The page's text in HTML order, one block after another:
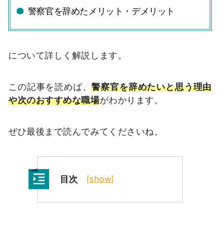
警察官を辞めたメリット・デメリット
について詳しく解説します。
この記事を読めば、警察官を辞めたいと思う理由
や次のおすすめな職場がわかります。
ぜひ最後まで読んでみてくださいね。
目次 [show]